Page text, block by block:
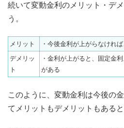
続いて変動金利のメリット・デ
う。
メリット
・今後金利が上がらなけれ
デメリッ
ト
・金利が上がると、固定金
がある
このように、変動金利は今後の
てメリットもデメリットもあると